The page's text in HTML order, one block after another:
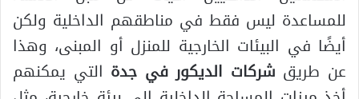
للمساعدة ليس فقط في مناطقهم الداخلية ولكن
أيضًا في البيئات الخارجية للمنزل أو المبنى، وهذا
عن طريق شركات الديكور في جدة التي يمكنهم